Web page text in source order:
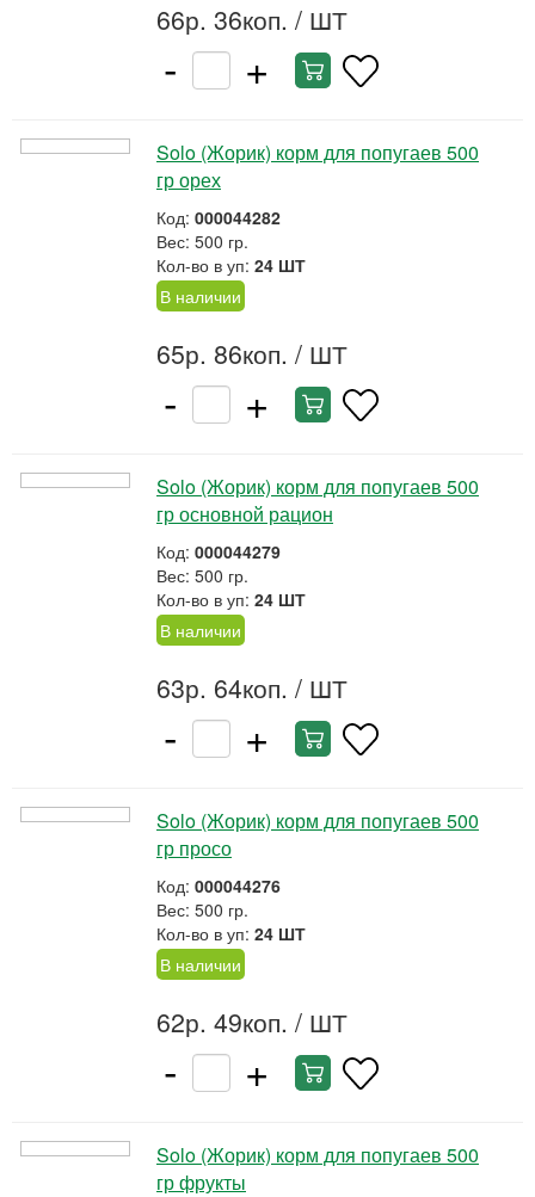
66р. 36коп. / ШТ
- +
Solo (Жорик) корм для попугаев 500
гр орех
Код: 000044282
Вес: 500 гр.
Кол-во в уп: 24 ШТ
В наличии
65р. 86коп. / ШТ
- +
Solo (Жорик) корм для попугаев 500
гр основной рацион
Код: 000044279
Вес: 500 гр.
Кол-во в уп: 24 ШТ
В наличии
63р. 64коп. / ШТ
- +
Solo (Жорик) корм для попугаев 500
гр просо
Код: 000044276
Вес: 500 гр.
Кол-во в уп: 24 ШТ
В наличии
62р. 49коп. / ШТ
- +
Solo (Жорик) корм для попугаев 500
гр фрукты